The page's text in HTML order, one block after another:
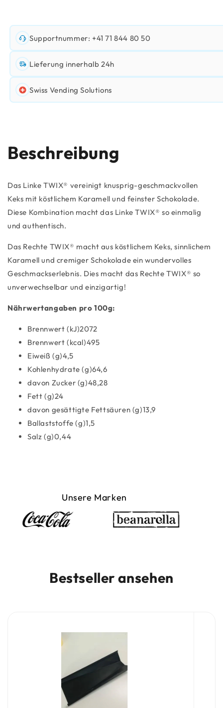
Supportnummer: +41 71 844 80 50
Lieferung innerhalb 24h
Swiss Vending Solutions
Beschreibung
Das Linke TWIX® vereinigt knusprig-geschmackvollen
Keks mit köstlichem Karamell und feinster Schokolade.
Diese Kombination macht das Linke TWIX® so einmalig
und authentisch.
Das Rechte TWIX® macht aus köstlichem Keks, sinnlichem
Karamell und cremiger Schokolade ein wundervolles
Geschmackserlebnis. Dies macht das Rechte TWIX® so
unverwechselbar und einzigartig!
Nährwertangaben pro 100g:
Brennwert (kJ)2072
Brennwert (kcal)495
Eiweiß (g)4,5
Kohlenhydrate (g)64,6
davon Zucker (g)48,28
Fett (g)24
davon gesättigte Fettsäuren (g)13,9
Ballaststoffe (g)1,5
Salz (g)0,44
Unsere Marken
Bestseller ansehen